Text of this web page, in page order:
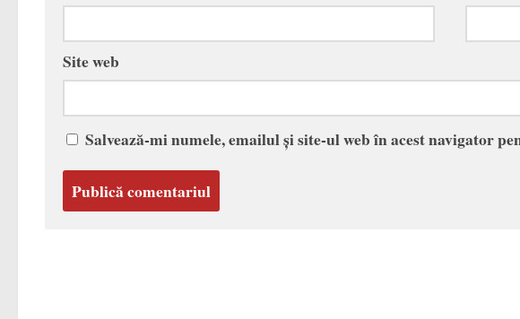
Site web
Salvează-mi numele, emailul și site-ul web în acest navigator